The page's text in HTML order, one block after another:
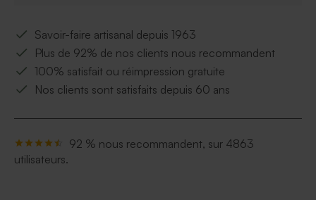
Savoir-faire artisanal depuis 1963
Plus de 92% de nos clients nous recommandent
100% satisfait ou réimpression gratuite
Nos clients sont satisfaits depuis 60 ans
92 % nous recommandent, sur 4863
utilisateurs.